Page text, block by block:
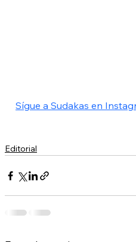
Sígue a Sudakas en
Editorial